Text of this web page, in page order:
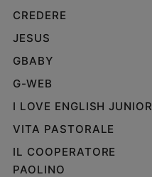
CREDERE
JESUS
GBABY
G-WEB
I LOVE ENGLISH JUNIOR
VITA PASTORALE
IL COOPERATORE
PAOLINO